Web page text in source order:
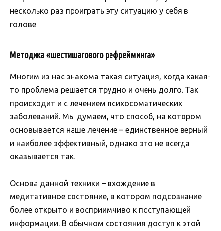
несколько раз проиграть эту ситуацию у себя в
голове.
Методика «шестишагового рефрейминга»
Многим из нас знакома такая ситуация, когда какая-
то проблема решается трудно и очень долго. Так
происходит и с лечением психосоматических
заболеваний. Мы думаем, что способ, на котором
основывается наше лечение – единственное верный
и наиболее эффективный, однако это не всегда
оказывается так.
Основа данной техники – вхождение в
медитативное состояние, в котором подсознание
более открыто и восприимчиво к поступающей
информации. В обычном состояния доступ к этой